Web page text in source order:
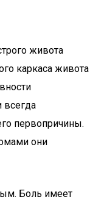
живота
каркаса живота
всегда
первопричины.
они
Боль имеет